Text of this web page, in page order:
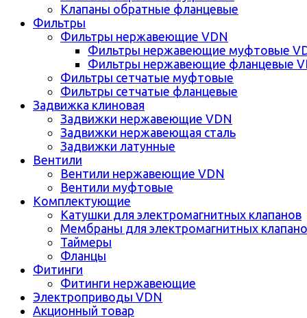
Клапаны обратные фланцевые
Фильтры
Фильтры нержавеющие VDN
Фильтры нержавеющие муфтовые
Фильтры нержавеющие фланцевые
Фильтры сетчатые муфтовые
Фильтры сетчатые фланцевые
Задвижка клиновая
Задвижки нержавеющие VDN
Задвижки нержавеющая сталь
Задвижки латунные
Вентили
Вентили нержавеющие VDN
Вентили муфтовые
Комплектующие
Катушки для электромагнитных клапанов
Мембраны для электромагнитных
Таймеры
Фланцы
Фитинги
Фитинги нержавеющие
Электроприводы VDN
Акционный товар